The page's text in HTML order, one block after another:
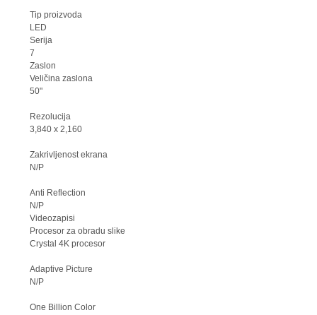
Tip proizvoda
LED
Serija
7
Zaslon
Veličina zaslona
50"
Rezolucija
3,840 x 2,160
Zakrivljenost ekrana
N/P
Anti Reflection
N/P
Videozapisi
Procesor za obradu slike
Crystal 4K procesor
Adaptive Picture
N/P
One Billion Color